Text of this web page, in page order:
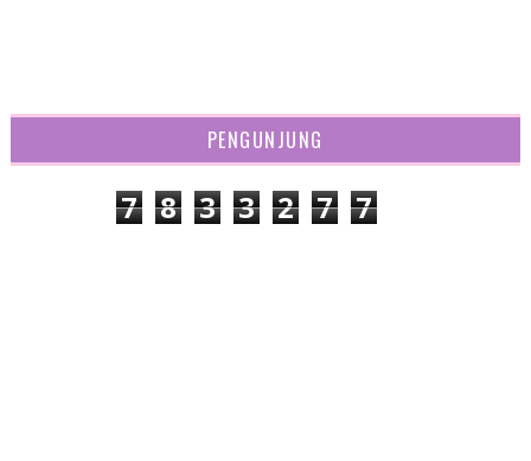
PENGUNJUNG
7 8 3 3 2 7 7